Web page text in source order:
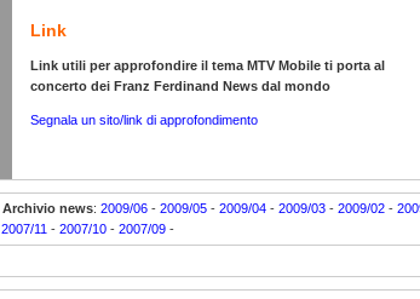
Link
Link utili per approfondire il tema MTV Mobile ti porta al
concerto dei Franz Ferdinand News dal mondo
Segnala un sito/link di approfondimento
Archivio news: 2009/06 - 2009/05 - 2009/04 - 2009/03 - 2009/02 -
2007/11 - 2007/10 - 2007/09 -